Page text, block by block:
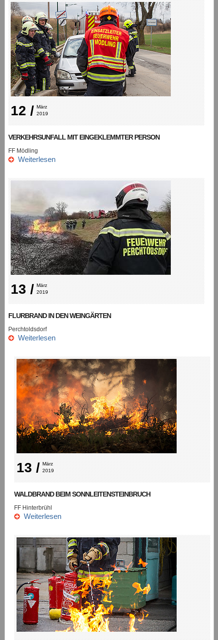
12 / März
2019
VERKEHRSUNFALL MIT EINGEKLEMMTER PERSON
FF Mödling
Weiterlesen
13 / März
2019
FLURBRAND IN DEN WEINGÄRTEN
Perchtoldsdorf
Weiterlesen
13 / März
2019
WALDBRAND BEIM SONNLEITENSTEINBRUCH
FF Hinterbrühl
Weiterlesen